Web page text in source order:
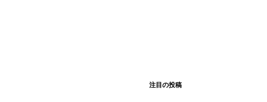
注目の投稿